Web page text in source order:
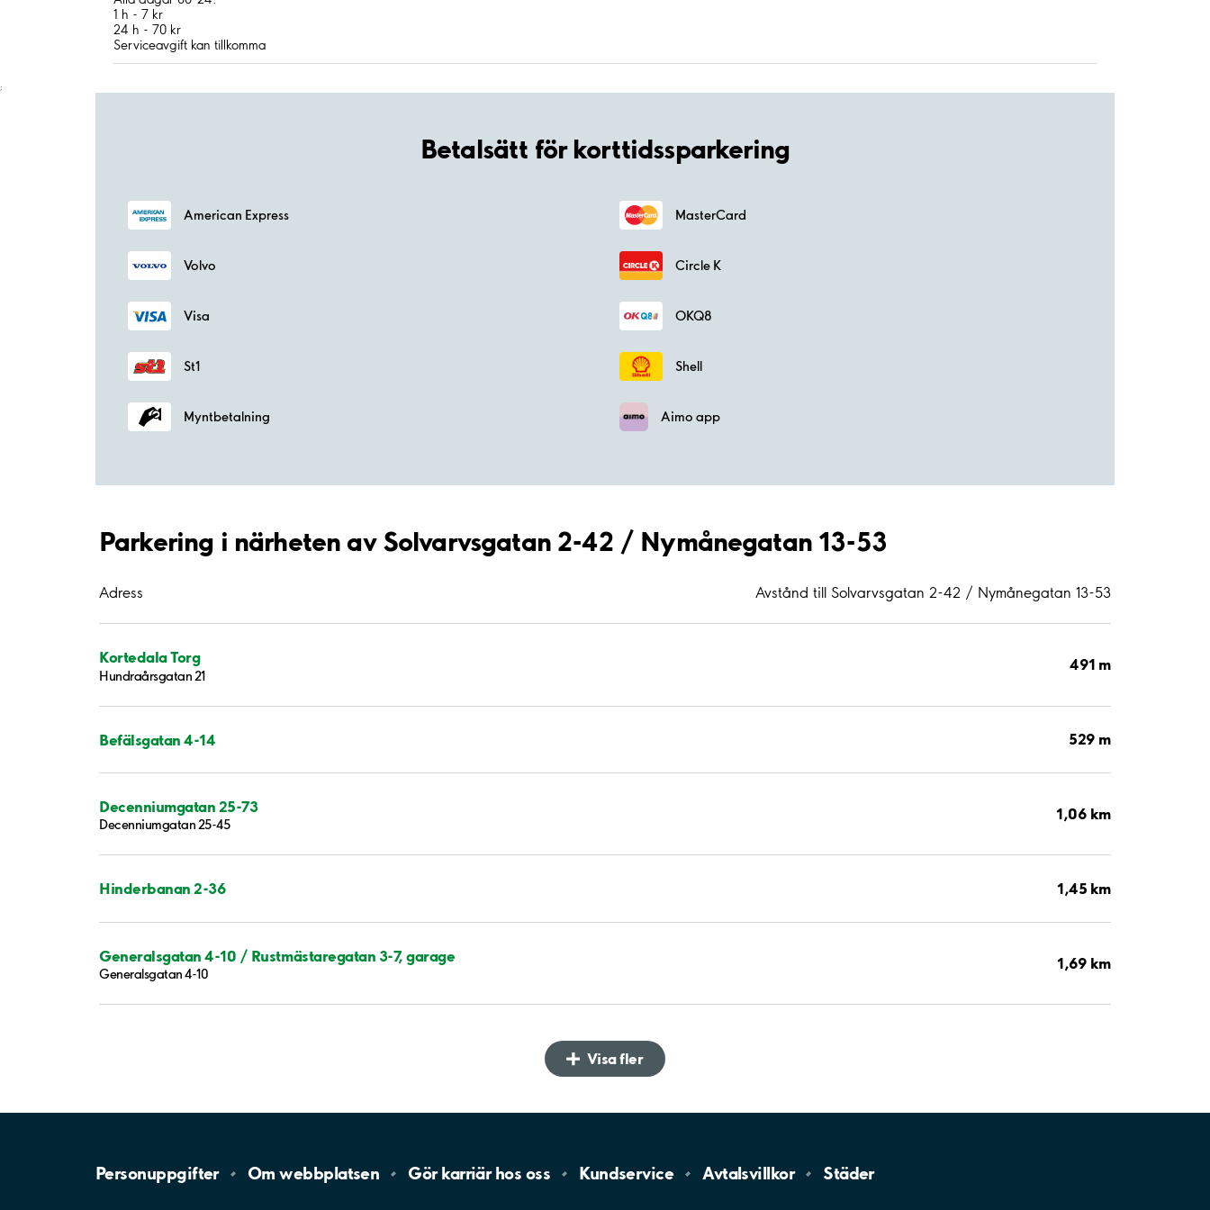
1 h - 7 kr
24 h - 70 kr
Serviceavgift kan tillkomma
;
Betalsätt för korttidssparkering
American Express MasterCard
Volvo Circle K
Visa OKQ8
St1 Shell
Myntbetalning Aimo app
Parkering i närheten av Solvarvsgatan 2-42 / Nymånegatan 13-53
Adress Avstånd till Solvarvsgatan 2-42 / Nymånegatan 13-53
Kortedala Torg
Hundraårsgatan 21
491 m
Befälsgatan 4-14 529 m
Decenniumgatan 25-73
Decenniumgatan 25-45
1,06 km
Hinderbanan 2-36 1,45 km
Generalsgatan 4-10 / Rustmästaregatan 3-7, garage
Generalsgatan 4-10
1,69 km
Visa fler
Personuppgifter Omwebbplatsen Gör karriär hos oss Kundservice Avtalsvillkor Städer